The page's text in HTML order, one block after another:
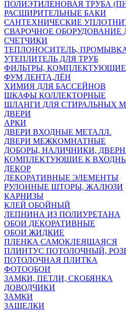
ПОЛИЭТИЛЕНОВАЯ ТРУБА
РАСШИРИТЕЛЬНЫЕ БАКИ
САНТЕХНИЧЕСКИЕ
СВАРОЧНОЕ
СЧЕТЧИКИ
ТЕПЛОНОСИТЕЛЬ,
УТЕПЛИТЕЛЬ ДЛЯ ТРУБ
ФИЛЬТРЫ, КОМПЛЕКТУЮЩИЕ
ФУМ ЛЕНТА,ЛЁН
ХИМИЯ ДЛЯ БАССЕЙНОВ
ШКАФЫ КОЛЛЕКТОРНЫЕ
ШЛАНГИ ДЛЯ СТИРАЛЬНЫХ
ДВЕРИ
АРКИ
ДВЕРИ ВХОДНЫЕ МЕТАЛЛ.
ДВЕРИ МЕЖКОМНАТНЫЕ
ДОБОРЫ, НАЛИЧНИКИ,
КОМПЛЕКТУЮЩИЕ К
ДЕКОР
ДЕКОРАТИВНЫЕ ЭЛЕМЕНТЫ
РУЛОННЫЕ ШТОРЫ, ЖАЛЮЗИ
КАРНИЗЫ
КЛЕЙ ОБОЙНЫЙ
ЛЕПНИНА ИЗ ПОЛИУРЕТАНА
ОБОИ ДЕКОРАТИВНЫЕ
ОБОИ ЖИДКИЕ
ПЛЕНКА САМОКЛЕЯЩАЯСЯ
ПЛИНТУС ПОТОЛОЧНЫЙ,
ПОТОЛОЧНАЯ ПЛИТКА
ФОТООБОИ
ЗАМКИ, ПЕТЛИ, СКОБЯНКА
ДОВОДЧИКИ
ЗАМКИ
ЗАЩЕЛКИ